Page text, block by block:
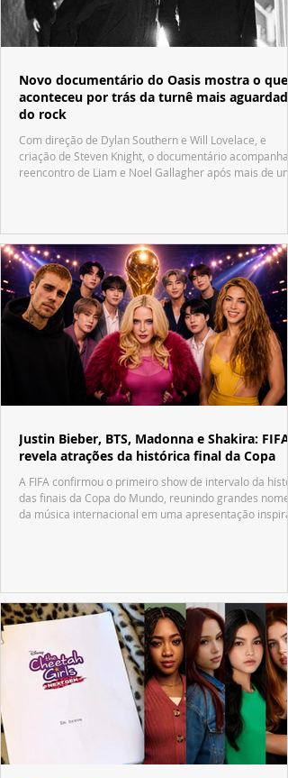
Novo documentário do Oasis mostra o que
aconteceu por trás da turnê mais aguardada
do rock
Com direção de Dylan Southern e Will Lovelace, e
criação de Steven Knight, o documentário acompanha
reencontro de Liam e Noel Gallagher após mais de
Justin Bieber, BTS, Madonna e Shakira: FIFA
revela atrações da histórica final da Copa
A FIFA confirmou o primeiro show de intervalo da
das finais da Copa do Mundo, reunindo grandes nomes
da música internacional em uma apresentação